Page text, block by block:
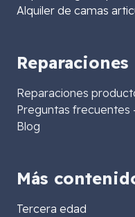
Alquiler de camas
Reparaciones
Reparaciones
Preguntas frecuentes
Blog
Más
Tercera edad